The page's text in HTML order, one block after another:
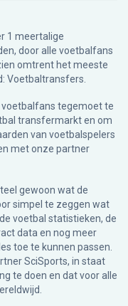
1 meertalige
door alle voetbalfans
omtrent het meeste
Voetbaltransfers.
voetbalfans tegemoet te
transfermarkt en om
van voetbalspelers
met onze partner
gewoon wat de
simpel te zeggen wat
voetbal statistieken, de
data en nog meer
toe te kunnen passen.
SciSports, in staat
te doen en dat voor alle